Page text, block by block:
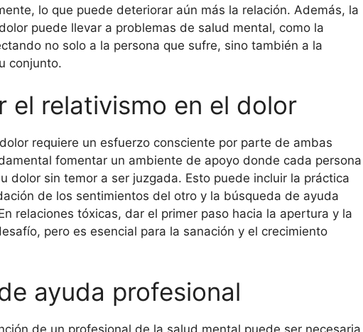
lo que puede deteriorar aún más la relación. Además, la
puede llevar a problemas de salud mental, como la
no solo a la persona que sufre, sino también a la
conjunto.
el relativismo en el dolor
requiere un esfuerzo consciente por parte de ambas
fomentar un ambiente de apoyo donde cada persona
dolor sin temor a ser juzgada. Esto puede incluir la práctica
de los sentimientos del otro y la búsqueda de ayuda
relaciones tóxicas, dar el primer paso hacia la apertura y la
pero es esencial para la sanación y el crecimiento
ayuda profesional
de un profesional de la salud mental puede ser necesaria